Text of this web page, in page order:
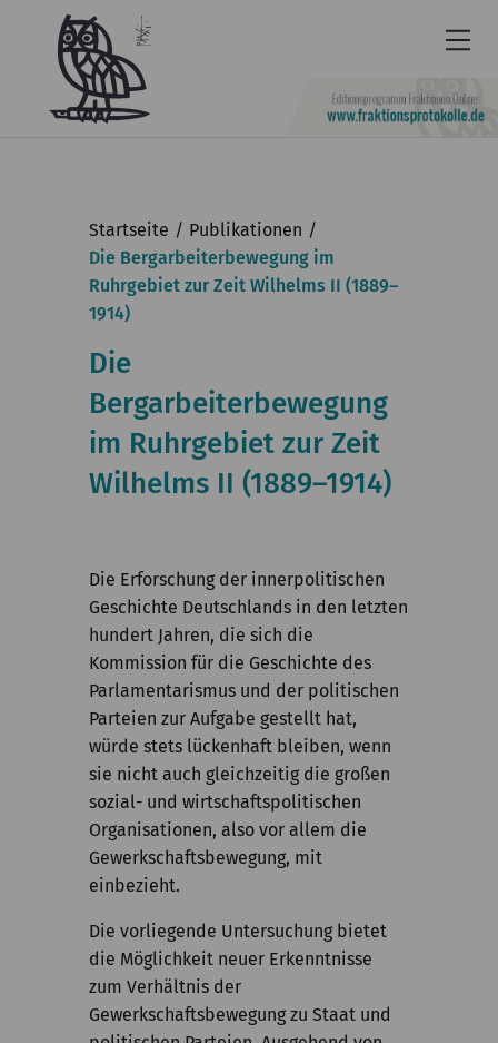
Leichte
Sprache
English
KGParl
Aktuelles
Institut
Forschung
Publikationen
Startseite
Publikationen
Die Bergarbeiterbewegung im
Ruhrgebiet zur Zeit Wilhelms II (1889–
1914)
Die
Bergarbeiterbewegung
im Ruhrgebiet zur Zeit
Wilhelms II (1889–1914)
Die Erforschung der innerpolitischen
Geschichte Deutschlands in den letzten
hundert Jahren, die sich die
Kommission für die Geschichte des
Parlamentarismus und der politischen
Parteien zur Aufgabe gestellt hat,
würde stets lückenhaft bleiben, wenn
sie nicht auch gleichzeitig die großen
sozial- und wirtschaftspolitischen
Organisationen, also vor allem die
Gewerkschaftsbewegung, mit
einbezieht.
Die vorliegende Untersuchung bietet
die Möglichkeit neuer Erkenntnisse
zum Verhältnis der
Gewerkschaftsbewegung zu Staat und